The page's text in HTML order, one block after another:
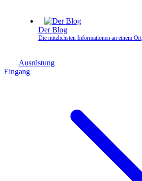
Der Blog
Die nützlichsten Informationen an einem Ort
Ausrüstung
Eingang